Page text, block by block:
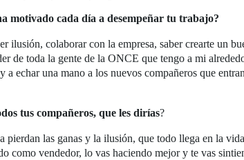
motivado cada día a desempeñar tu trabajo?
ilusión, colaborar con la empresa, saber crearte un
de toda la gente de la ONCE que tengo a mi
a echar una mano a los nuevos compañeros que
tus compañeros, que les dirías?
pierdan las ganas y la ilusión, que todo llega en la
como vendedor, lo vas haciendo mejor y te vas